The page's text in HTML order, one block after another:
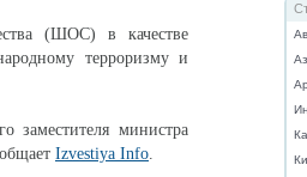
(ШОС) в качестве
терроризму и
заместителя министра
Izvestiya Info.